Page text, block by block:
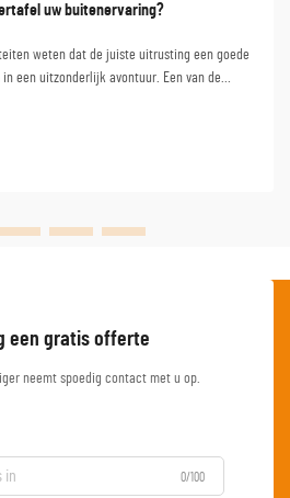
uw buitenervaring?
weten dat de juiste uitrusting een goede
een uitzonderlijk avontuur. Een van de
een gratis offerte
neemt spoedig contact met u op.
0/100